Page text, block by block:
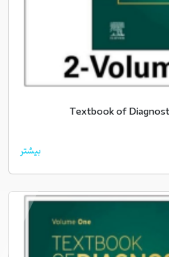
Textbook of
بیشتر